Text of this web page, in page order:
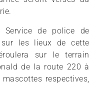
de police de
sur les lieux de cette
sur le terrain
de la route 220 à
respectives,